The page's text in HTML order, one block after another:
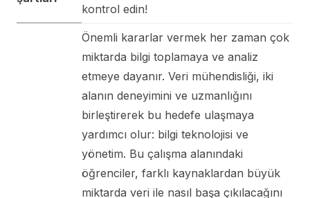
kontrol edin!
Önemli kararlar vermek her zaman çok
miktarda bilgi toplamaya ve analiz
etmeye dayanır. Veri mühendisliği, iki
alanın deneyimini ve uzmanlığını
birleştirerek bu hedefe ulaşmaya
yardımcı olur: bilgi teknolojisi ve
yönetim. Bu çalışma alanındaki
öğrenciler, farklı kaynaklardan büyük
miktarda veri ile nasıl başa çıkılacağını